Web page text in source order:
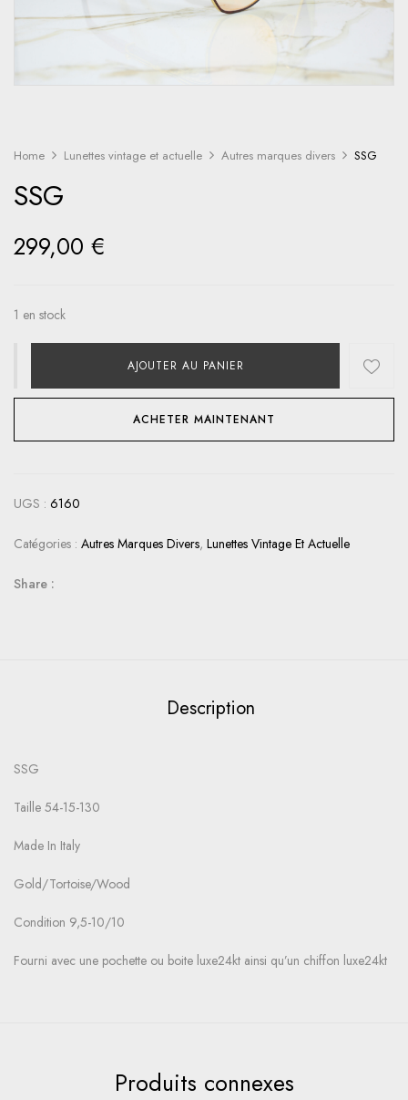
Home Lunettes vintage et actuelle Autres marques divers SSG
SSG
299,00 €
1 en stock
AJOUTER AU PANIER
ACHETER MAINTENANT
UGS : 6160
Catégories : Autres Marques Divers, Lunettes Vintage Et Actuelle
Share :
Description
SSG
Taille 54-15-130
Made In Italy
Gold/Tortoise/Wood
Condition 9,5-10/10
Fourni avec une pochette ou boite luxe24kt ainsi qu’un chiffon luxe24kt
Produits connexes